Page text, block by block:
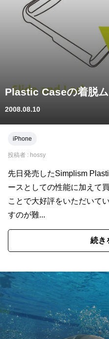
Plastic Caseの着脱
2008.08.10
iPhone
投稿者 : hossy
先日発売したSimplism
ースとしての性能に加えて
ことで大好評をいただいて
すのが難...
続き